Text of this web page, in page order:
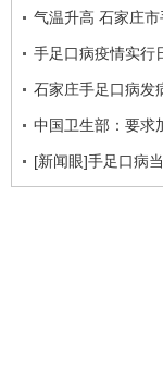
气温升高 石家庄
手足口病疫情实行
石家庄手足口病发
中国卫生部：要求
[新闻眼]手足口病